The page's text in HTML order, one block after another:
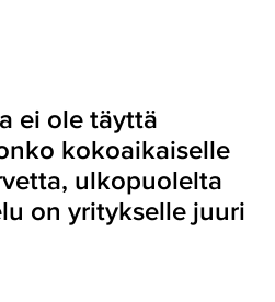
ei ole täyttä
kokoaikaiselle
ulkopuolelta
on yritykselle juuri